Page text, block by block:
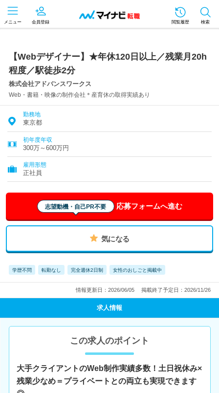
メニュー 会員登録 閲覧履歴 検索
【Webデザイナー】★年休120日以上／残業月20h
程度／駅徒歩2分
株式会社アドバンスワークス
Web・書籍・映像の制作会社＊産育休の取得実績あり
勤務地
東京都
初年度年収
300万～600万円
雇用形態
正社員
志望動機・自己PR不要 応募フォームへ進む
気になる
学歴不問 転勤なし 完全週休2日制 女性のおしごと掲載中
情報更新日：2026/06/05 掲載終了予定日：2026/11/26
求人情報
この求人のポイント
大手クライアントのWeb制作実績多数！土日祝休み×
残業少なめ＝プライベートとの両立も実現できます